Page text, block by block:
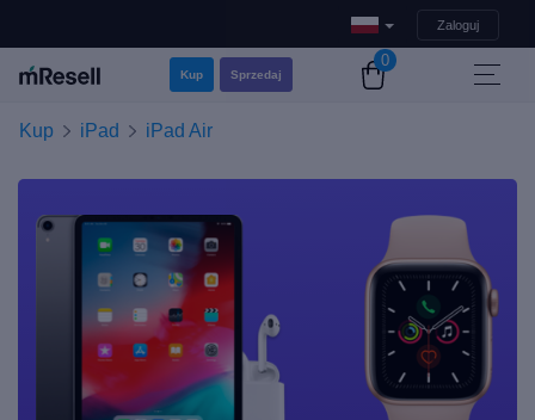
Zaloguj
Kup Sprzedaj
0
Kup iPad iPad Air